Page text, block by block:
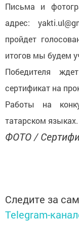
Письма и
адрес:
пройдет
итогов мы будем
Победителя
сертификат на
Работы на
татарском
ФОТО /
Следите за
Telegram-